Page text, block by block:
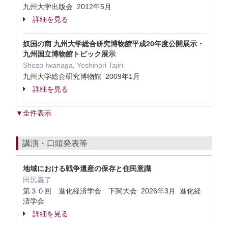
九州大学出版会 2012年5月
詳細を見る
奴国の南 九州大学総合研究博物館平成20年度公開展示・
九州国立博物館トピック展示
Shozo Iwanaga, Yoshinori Tajiri
九州大学総合研究博物館 2009年1月
詳細を見る
▼全件表示
講演・口頭発表等
地域における戦争遺産の保存と住民意識
田尻義了
第３０回 進化経済学会 下関大会 2026年3月 進化経
済学会
詳細を見る